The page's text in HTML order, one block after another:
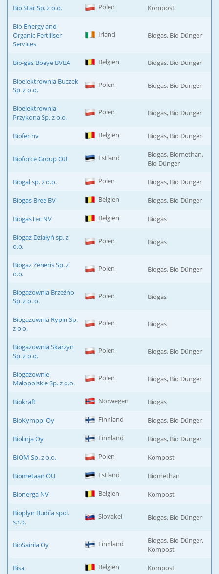
Bio Star Sp. z o.o. Polen Kompost
Bio-Energy and
Organic Fertiliser
Services
Irland Biogas, Bio Dünger
Bio-gas Boeye BVBA Belgien Biogas, Bio Dünger
Bioelektrownia Buczek
Sp. z o.o.
Polen Biogas, Bio Dünger
Bioelektrownia
Przykona Sp. z o.o.
Polen Biogas, Bio Dünger
Biofer nv Belgien Biogas, Bio Dünger
Bioforce Group OÜ Estland
Biogas, Biomethan,
Bio Dünger
Biogal sp. z o.o. Polen Biogas, Bio Dünger
Biogas Bree BV Belgien Biogas, Bio Dünger
BiogasTec NV Belgien Biogas
Biogaz Działyń sp. z
o.o.
Polen Biogas
Biogaz Zeneris Sp. z
o.o.
Polen Biogas, Bio Dünger
Biogazownia Brzeżno
Sp. z o. o.
Polen Biogas
Biogazownia Rypin Sp.
z o.o.
Polen Biogas
Biogazownia Skarżyn
Sp. z o.o.
Polen Biogas, Bio Dünger
Biogazownie
Małopolskie Sp. z o.o.
Polen Biogas, Bio Dünger
Biokraft Norwegen Biogas
BioKymppi Oy Finnland Biogas, Bio Dünger
Biolinja Oy Finnland Biogas, Bio Dünger
BIOM Sp. z o.o. Polen Kompost
Biometaan OÜ Estland Biomethan
Bionerga NV Belgien Kompost
Bioplyn Budča spol.
s.r.o.
Slovakei Biogas, Bio Dünger
BioSairila Oy Finnland
Biogas, Bio Dünger,
Kompost
Bisa Belgien Kompost